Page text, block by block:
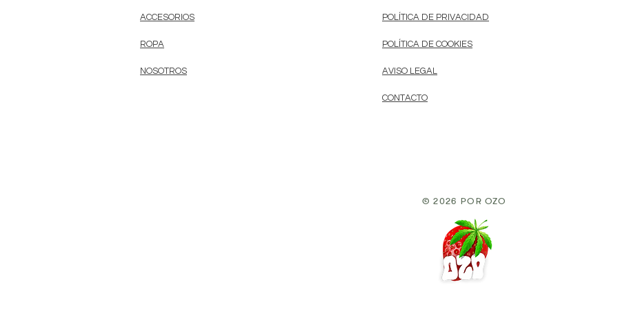
ACCESORIOS
ROPA
NOSOTROS
POLÍTICA DE PRIVACIDAD
POLÍTICA DE COOKIES
AVISO LEGAL
CONTACTO
© 2026 por Ozo